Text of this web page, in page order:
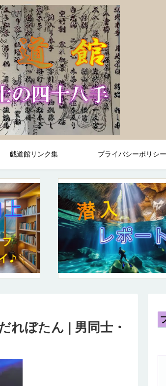
戯道館リンク集 プライバシーポリシー
ぼたん | 男同士・